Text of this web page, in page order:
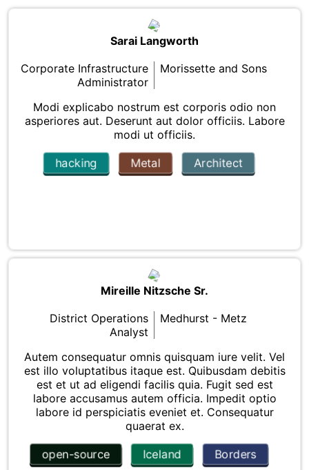
Sarai Langworth
Corporate Infrastructure
Administrator
Morissette and Sons
Modi explicabo nostrum est corporis odio non
asperiores aut. Deserunt aut dolor officiis. Labore
modi ut officiis.
hacking Metal Architect
Mireille Nitzsche Sr.
District Operations
Analyst
Medhurst - Metz
Autem consequatur omnis quisquam iure velit. Vel
est illo voluptatibus itaque est. Quibusdam debitis
est et ut ad eligendi facilis quia. Fugit sed est
labore accusamus autem officia. Impedit optio
labore id perspiciatis eveniet et. Consequatur
quaerat ex.
open-source Iceland Borders